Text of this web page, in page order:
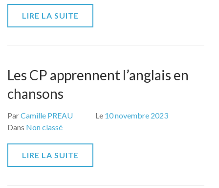
LIRE LA SUITE
Les CP apprennent l’anglais en
chansons
ParCamille PREAU Le 10 novembre 2023
Dans Non classé
LIRE LA SUITE